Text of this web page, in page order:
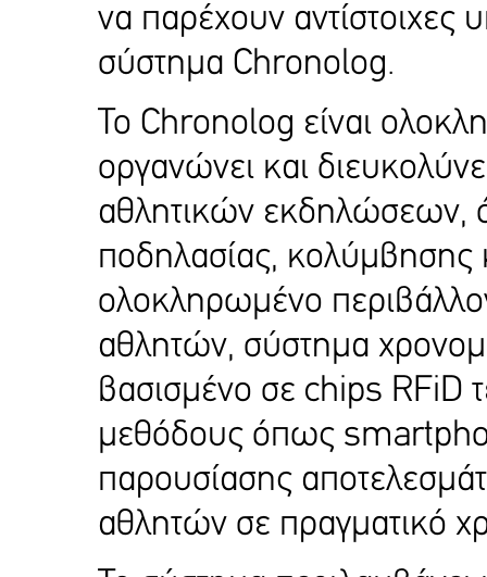
να παρέχουν αντίστοιχες
σύστημα Chronolog.
Το Chronolog είναι
οργανώνει και
αθλητικών εκδηλώσεων,
ποδηλασίας, κολύμβησης
ολοκληρωμένο
αθλητών, σύστημα
βασισμένο σε chips RFiD
μεθόδους όπως
παρουσίασης
αθλητών σε πραγματικό